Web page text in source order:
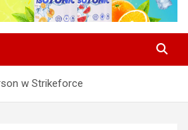
w Strikeforce